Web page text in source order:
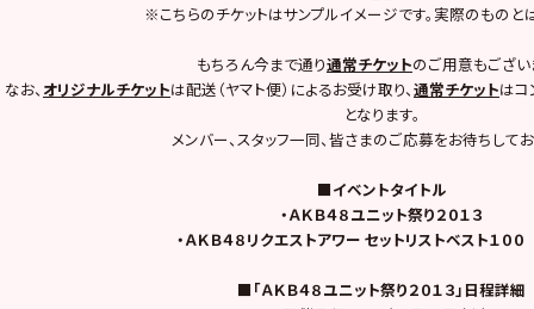
※こちらのチケットはサンプルイメージです。実際のものと
もちろん今まで通り通常チケットのご用意もござい
なお、 オリジナルチケットは配送（ヤマト便）によるお受け取り、 通常チケットはコ
となります。
メンバー、スタッフ一同、皆さまのご応募をお待ちしてお
■イベントタイトル
・ＡＫＢ４８ユニット祭り２０１３
・ＡＫＢ４８リクエストアワー セットリストベスト１０
■「ＡＫＢ４８ユニット祭り２０１３」日程詳細